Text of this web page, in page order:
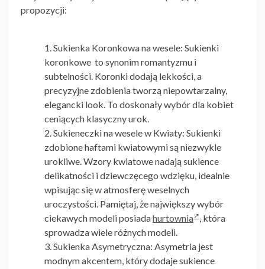
propozycji:
Sukienka Koronkowa na wesele: Sukienki
koronkowe to synonim romantyzmu i
subtelności. Koronki dodają lekkości, a
precyzyjne zdobienia tworzą niepowtarzalny,
elegancki look. To doskonały wybór dla kobiet
ceniących klasyczny urok.
Sukieneczki na wesele w Kwiaty: Sukienki
zdobione haftami kwiatowymi są niezwykle
urokliwe. Wzory kwiatowe nadają sukience
delikatności i dziewczęcego wdzięku, idealnie
wpisując się w atmosferę weselnych
uroczystości. Pamiętaj, że największy wybór
ciekawych modeli posiadahurtownia , która
sprowadza wiele różnych modeli.
Sukienka Asymetryczna: Asymetria jest
modnym akcentem, który dodaje sukience